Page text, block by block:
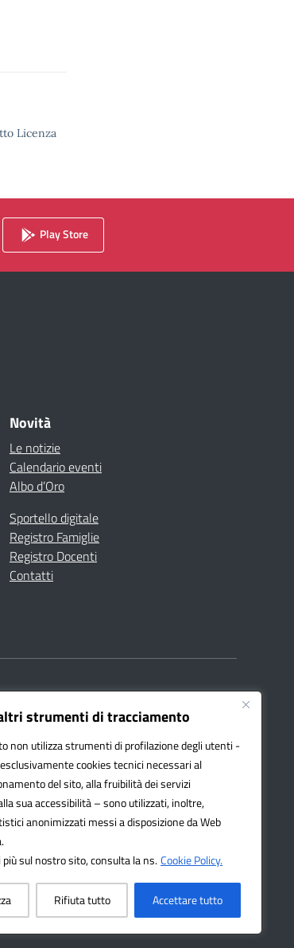
strumenti di tracciamento
non utilizza strumenti di profilazione degli utenti -
cookies tecnici necessari al
del sito, alla fruibilità dei servizi
sua accessibilità – sono utilizzati, inoltre,
anonimizzati messi a disposizione da Web
più sul nostro sito, consulta la ns.Cookie Policy.
Rifiuta tutto Accettare tutto
Licenza
Play Store
Novità
Le notizie
Calendario eventi
Albo d’Oro
Sportello digitale
Registro Famiglie
Registro Docenti
Contatti
97/2016